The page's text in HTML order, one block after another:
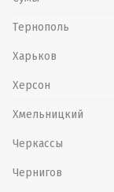
Тернополь
Харьков
Херсон
Хмельницкий
Черкассы
Чернигов